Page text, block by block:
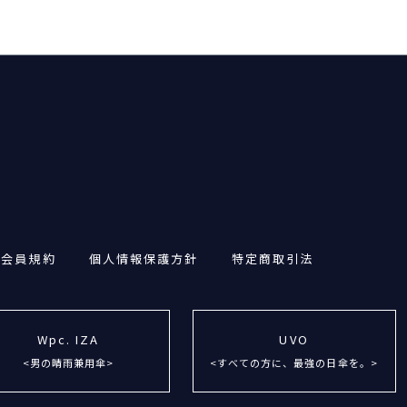
員規約 個人情報保護方針 特定商取引法
Wpc. IZA
<男の晴雨兼用傘>
UVO
<すべての方に、最強の日傘を。>